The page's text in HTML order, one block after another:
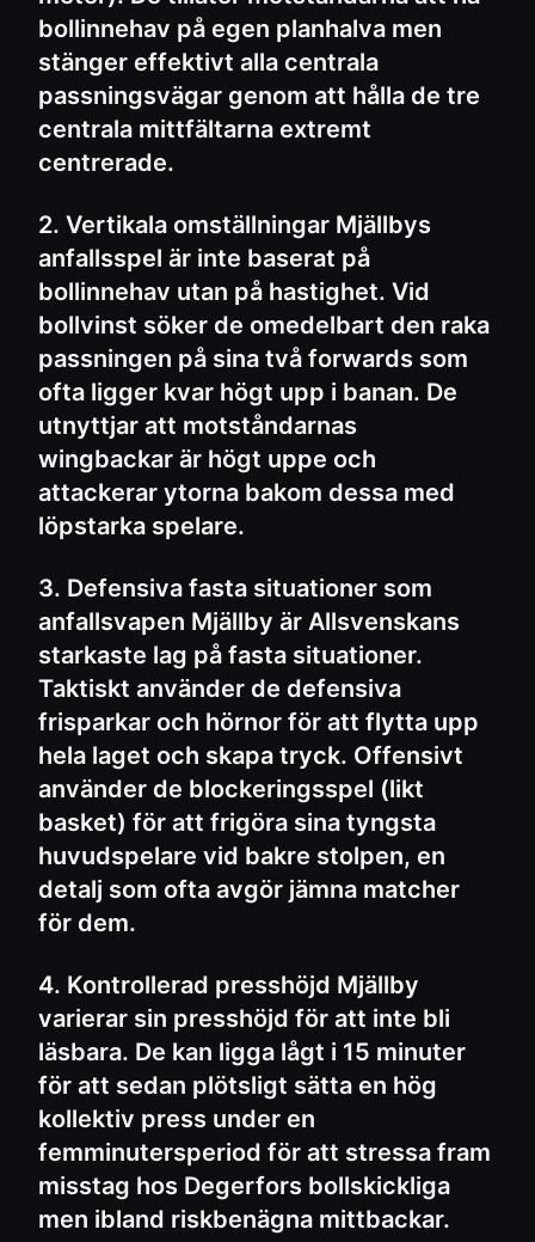
bollinnehav på egen planhalva men
stänger effektivt alla centrala
passningsvägar genom att hålla de tre
centrala mittfältarna extremt
centrerade.
2. Vertikala omställningar Mjällbys
anfallsspel är inte baserat på
bollinnehav utan på hastighet. Vid
bollvinst söker de omedelbart den raka
passningen på sina två forwards som
ofta ligger kvar högt upp i banan. De
utnyttjar att motståndarnas
wingbackar är högt uppe och
attackerar ytorna bakom dessa med
löpstarka spelare.
3. Defensiva fasta situationer som
anfallsvapen Mjällby är Allsvenskans
starkaste lag på fasta situationer.
Taktiskt använder de defensiva
frisparkar och hörnor för att flytta upp
hela laget och skapa tryck. Offensivt
använder de blockeringsspel (likt
basket) för att frigöra sina tyngsta
huvudspelare vid bakre stolpen, en
detalj som ofta avgör jämna matcher
för dem.
4. Kontrollerad presshöjd Mjällby
varierar sin presshöjd för att inte bli
läsbara. De kan ligga lågt i 15 minuter
för att sedan plötsligt sätta en hög
kollektiv press under en
femminutersperiod för att stressa fram
misstag hos Degerfors bollskickliga
men ibland riskbenägna mittbackar.